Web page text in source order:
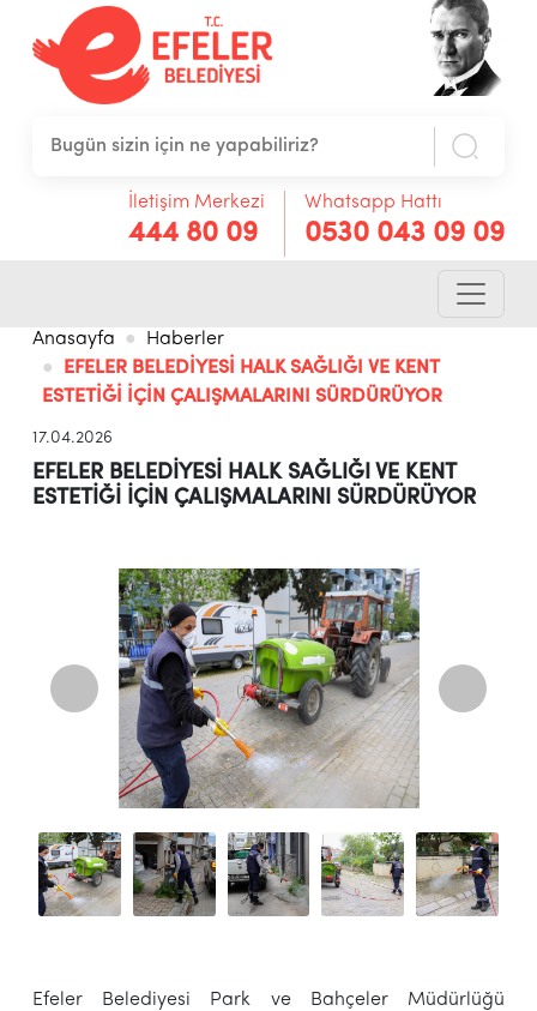
İletişim Merkezi
444 80 09
Whatsapp Hattı
0530 043 09 09
Anasayfa
Haberler
EFELER BELEDİYESİ HALK SAĞLIĞI VE KENT
ESTETİĞİ İÇİN ÇALIŞMALARINI SÜRDÜRÜYOR
17.04.2026
EFELER BELEDİYESİ HALK SAĞLIĞI VE KENT
ESTETİĞİ İÇİN ÇALIŞMALARINI SÜRDÜRÜYOR
Efeler Belediyesi Park ve Bahçeler Müdürlüğü